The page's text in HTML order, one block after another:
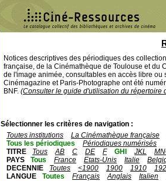
Notices descriptives des périodiques des
française, de la Cinémathèque de Toulouse et du
de l'image animée, consultables en accès libre ou
Cinémagazine et Paris-Photographe ont été
BNF. (Consulter le guide d'utilisation du répertoire
Sélectionner les critères de navigation :
Toutes institutions
La Cinémathèque française
Tous les périodiques
Périodiques numérisés
TITRE
Tous AB C DE F GHI JKL
PAYS
Tous France Etats-Unis Italie
DECENNIE
Toutes <1900 1900 1910
LANGUE
Toutes Français Anglais Italien